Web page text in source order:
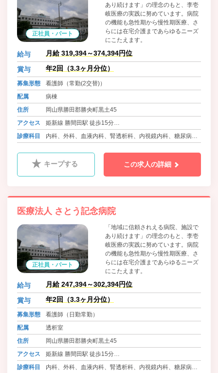
正社員・パート
あり続けます」の理念のもと、李壱
岐医療の実践に努めています。病院
の機能も急性期から慢性期医療、さ
らには在宅介護まであらゆるニーズ
にこたえます。
給与 月給 319,394～374,394円位
賞与 年2回（3.3ヶ月分位）
募集形態
看護師（常勤(2交替)）
配属
病棟
住所
岡山県勝田郡勝央町黒土45
アクセス
姫新線 勝間田駅 徒歩15分
バス 勝央町ふれあいバス さとう記念病院前
診療科目
内科、外科、血液内科、腎透析科、内視鏡内科、糖尿病内
キープする この求人の詳細
医療法人 さとう記念病院
正社員・パート
「地域に信頼されえる病院、施設で
あり続けます」の理念のもと、李壱
岐医療の実践に努めています。病院
の機能も急性期から慢性期医療、さ
らには在宅介護まであらゆるニーズ
にこたえます。
給与 月給 247,394～302,394円位
賞与 年2回（3.3ヶ月分位）
募集形態
看護師（日勤常勤）
配属
透析室
住所
岡山県勝田郡勝央町黒土45
アクセス
姫新線 勝間田駅 徒歩15分
バス 勝央町ふれあいバス さとう記念病院前
診療科目
内科、外科、血液内科、腎透析科、内視鏡内科、糖尿病内